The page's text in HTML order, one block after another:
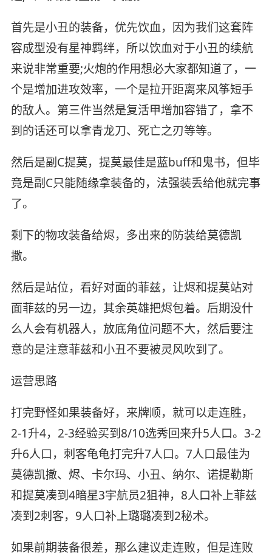
首先是小丑的装备，优先饮血，因为我们这套阵
容成型没有星神羁绊，所以饮血对于小丑的续航
来说非常重要;火炮的作用想必大家都知道了，一
个是增加进攻效率，一个是拉开距离来风筝短手
的敌人。第三件当然是复活甲增加容错了，拿不
到的话还可以拿青龙刀、死亡之刃等等。
然后是副C提莫，提莫最佳是蓝buff和鬼书，但毕
竟是副C只能随缘拿装备的，法强装丢给他就完事
了。
剩下的物攻装备给烬，多出来的防装给莫德凯
撒。
然后是站位，看好对面的菲兹，让烬和提莫站对
面菲兹的另一边，其余英雄把烬包着。后期没什
么人会有机器人，放底角位问题不大，然后要注
意的是注意菲兹和小丑不要被灵风吹到了。
运营思路
打完野怪如果装备好，来牌顺，就可以走连胜，
2-1升4，2-3经验买到8/10选秀回来升5人口。3-2
升6人口，刺客龟龟打完升7人口。7人口最佳为
莫德凯撒、烬、卡尔玛、小丑、纳尔、诺提勒斯
和提莫凑到4暗星3宇航员2狙神，8人口补上菲兹
凑到2刺客，9人口补上璐璐凑到2秘术。
如果前期装备很差，那么建议走连败，但是连败